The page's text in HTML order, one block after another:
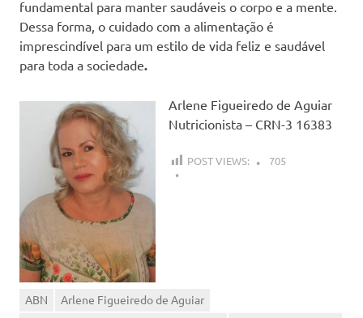
fundamental para manter saudáveis o corpo e a mente.
Dessa forma, o cuidado com a alimentação é
imprescindível para um estilo de vida feliz e saudável
para toda a sociedade.
Arlene Figueiredo de Aguiar
Nutricionista – CRN-3 16383
POST VIEWS: 705
ABN
Arlene Figueiredo de Aguiar